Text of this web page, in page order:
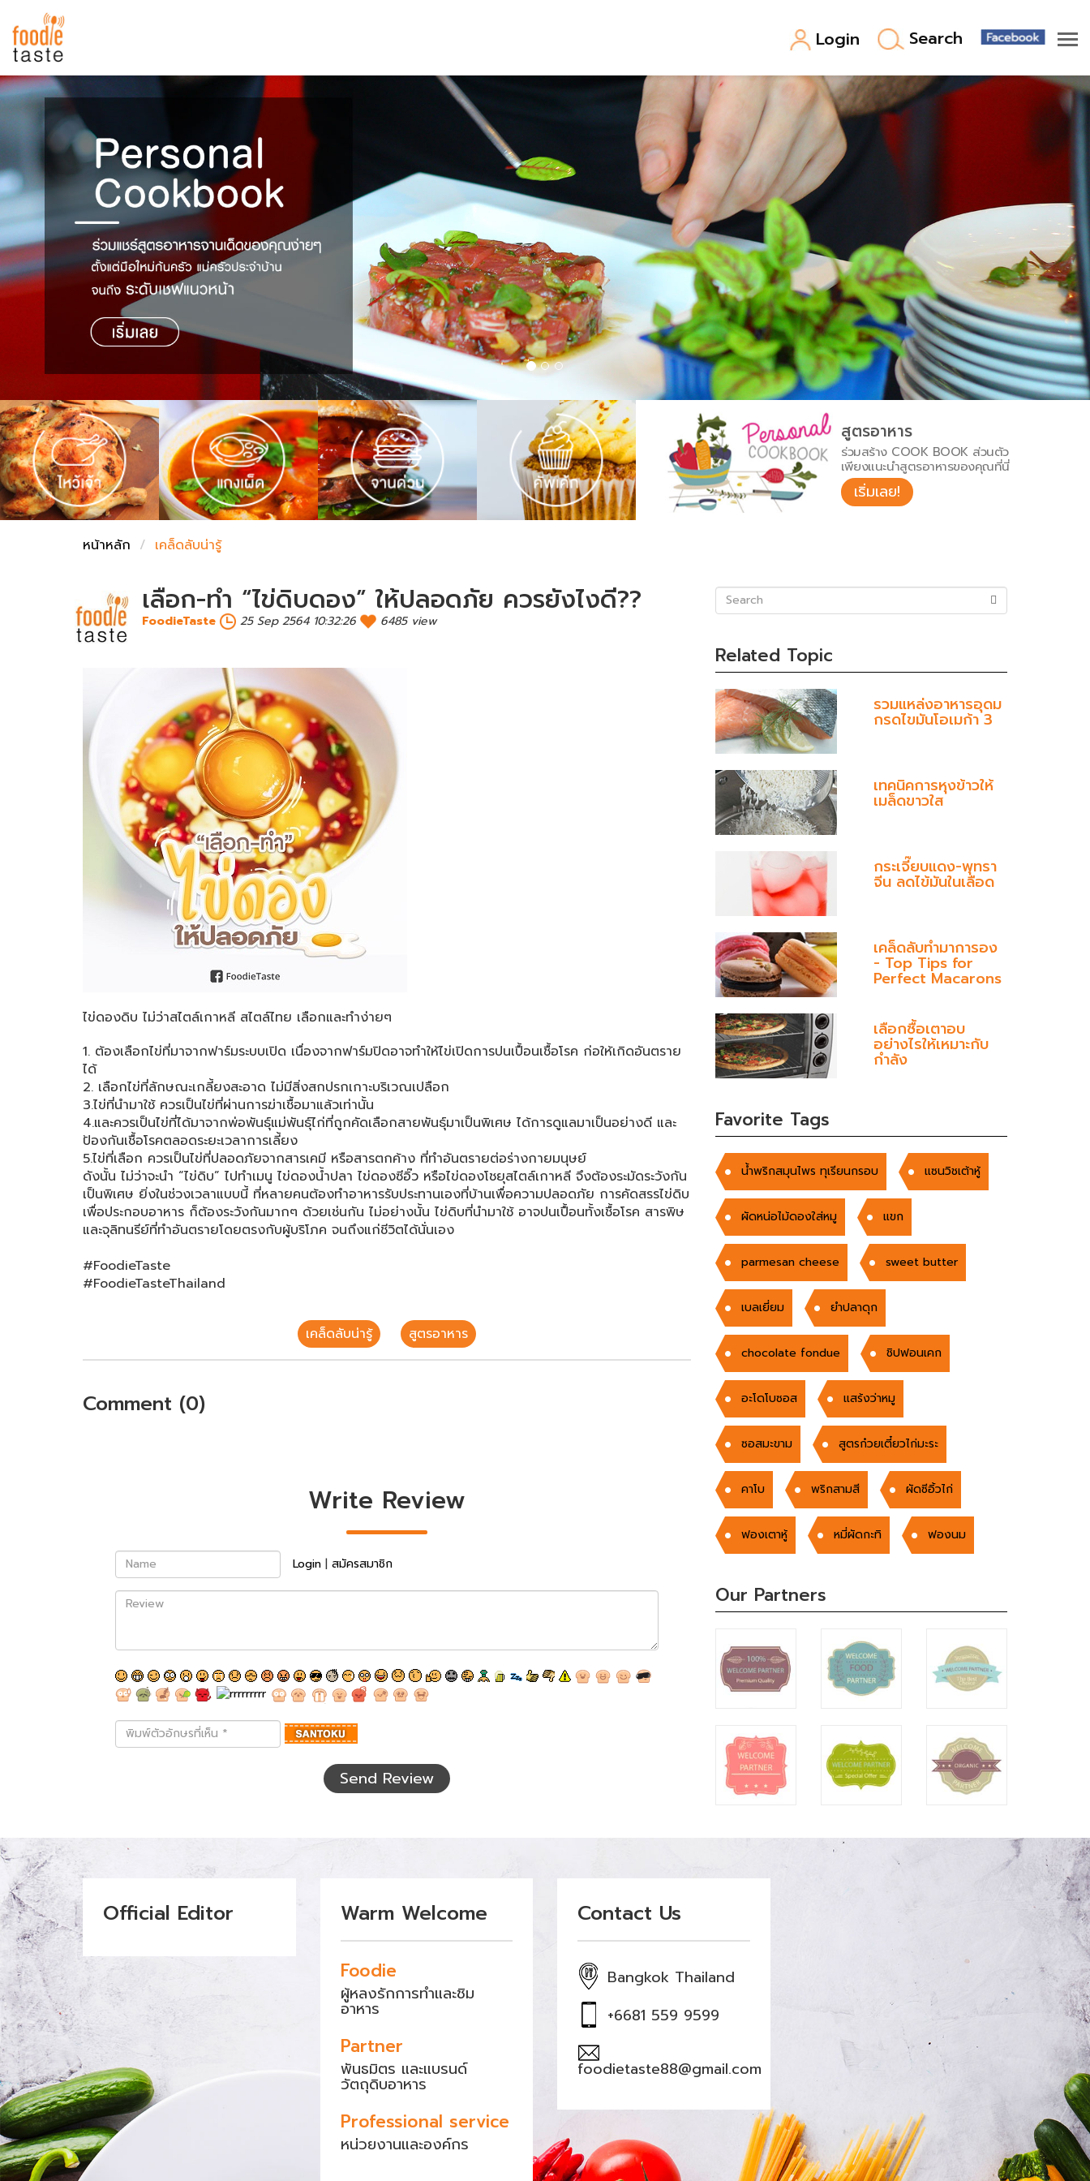
Login Search
สูตรอาหาร
สูตรอาหารล่าสุด
Top Foodie
พาไปชิม
สารพันก้นครัว
เคล็ดลับน่ารู้
เปรียบเทียบหน่วยการตวง
เปรียบเทียบอุณหภูมิ
เปรียบเทียบน้ำหนักวัตถุดิบ
ชั่งตวงเนย
FoodPedia
สร้าง Cookbook
สูตรอาหาร
ร่วมสร้าง COOK BOOK ส่วนตัว
เพียงแนะนำสูตรอาหารของคุณที่นี่
เริ่มเลย!
หน้าหลัก เคล็ดลับน่ารู้
เลือก-ทำ “ไข่ดิบดอง” ให้ปลอดภัย ควรยังไงดี??
FoodieTaste 25 Sep 2564 10:32:26 6485 view
ไข่ดองดิบ ไม่ว่าสไตล์เกาหลี สไตล์ไทย เลือกและทำง่ายๆ
1. ต้องเลือกไข่ที่มาจากฟาร์มระบบเปิด เนื่องจากฟาร์มปิดอาจทำให้ไข่เปิดการปนเปื้อนเชื้อโรค ก่อให้เกิดอันตราย
ได้
2. เลือกไข่ที่ลักษณะเกลี้ยงสะอาด ไม่มีสิ่งสกปรกเกาะบริเวณเปลือก
3.ไข่ที่นำมาใช้ ควรเป็นไข่ที่ผ่านการฆ่าเชื้อมาแล้วเท่านั้น
4.และควรเป็นไข่ที่ได้มาจากพ่อพันธุ์แม่พันธุ์ไก่ที่ถูกคัดเลือกสายพันธุ์มาเป็นพิเศษ ได้การดูแลมาเป็นอย่างดี และ
ป้องกันเชื้อโรคตลอดระยะเวลาการเลี้ยง
5.ไข่ที่เลือก ควรเป็นไข่ที่ปลอดภัยจากสารเคมี หรือสารตกค้าง ที่ทำอันตรายต่อร่างกายมนุษย์
ดังนั้น ไม่ว่าจะนำ “ไข่ดิบ” ไปทำเมนู ไข่ดองน้ำปลา ไข่ดองซีอิ๊ว หรือไข่ดองโชยุสไตล์เกาหลี จึงต้องระมัดระวังกัน
เป็นพิเศษ ยิ่งในช่วงเวลาแบบนี้ ที่หลายคนต้องทำอาหารรับประทานเองที่บ้านเพื่อความปลอดภัย การคัดสรรไข่ดิบ
เพื่อประกอบอาหาร ก็ต้องระวังกันมากๆ ด้วยเช่นกัน ไม่อย่างนั้น ไข่ดิบที่นำมาใช้ อาจปนเปื้อนทั้งเชื้อโรค สารพิษ
และจุลิทนรีย์ที่ทำอันตรายโดยตรงกับผู้บริโภค จนถึงแก่ชีวิตได้นั่นเอง
#FoodieTaste
#FoodieTasteThailand
เคล็ดลับน่ารู้ สูตรอาหาร
Comment (0)
Write Review
Name Login | สมัครสมาชิก
Review
พิมพ์
ตัว
Send Review
Related Topic
รวมแหล่งอาหารอุดม
กรดไขมันโอเมก้า 3
เทคนิคการหุงข้าวให้
เมล็ดขาวใส
กระเจี๊ยบแดง-พุทรา
จีน ลดไข้มันในเลือด
เคล็ดลับทำมาการอง
- Top Tips for
Perfect Macarons
เลือกซื้อเตาอบ
อย่างไรให้เหมาะกับ
กำลัง
Favorite Tags
น้ำพริกสมุนไพร ทุเรียนกรอบ แซนวิชเต้าหู้
ผัดหน่อไม้ดองใส่หมู แขก
parmesan cheese sweet butter
เบลเยี่ยม ยำปลาดุก
chocolate fondue ชิปฟอนเคก
อะโดโบซอส แสร้งว่าหมู
ซอสมะขาม สูตรก๋วยเตี๋ยวไก่มะระ
คาโบ พริกสามสี ผัดซีอิ้วไก่
ฟองเตาหู้ หมี่ผัดกะทิ ฟองนม
Our Partners
Official Editor Warm Welcome
Foodie
ผู้หลงรักการทำและชิม
อาหาร
Partner
พันธมิตร และแบรนด์
วัตถุดิบอาหาร
Professional service
หน่วยงานและองค์กร
Contact Us
Bangkok Thailand
+6681 559 9599
foodietaste88@gmail.com